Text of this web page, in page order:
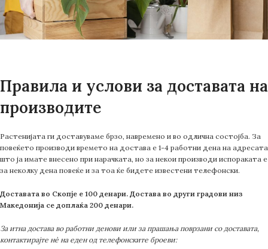
Правила и услови за доставата на
производите
Растенијата ги доставуваме брзо, навремено и во одлична состојба. За
повеќето производи времето на достава е 1-4 работни дена на адресата
што ја имате внесено при нарачката, но за некои производи испораката е
за неколку дена повеќе и за тоа ќе бидете известени телефонски.
Доставата во Скопје е 100 денари. Достава во други градови низ
Македонија се доплаќа 200 денари.
За итна достава во работни денови или за прашања поврзани со доставата,
контактирајте нè на еден од телефонските броеви: